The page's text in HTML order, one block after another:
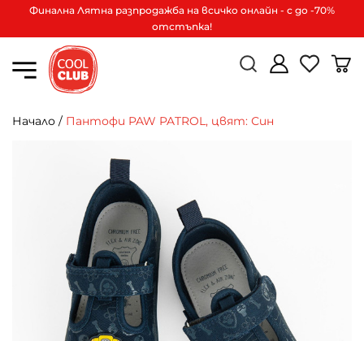
Финална Лятна разпродажба на всичко онлайн - с до -70%
отстъпка!
Начало / Пантофи PAW PATROL, цвят: Син